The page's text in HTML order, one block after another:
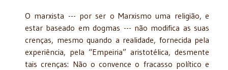
O marxista --- por ser o Marxismo uma religião, e
estar baseado em dogmas --- não modifica as suas
crenças, mesmo quando a realidade, fornecida pela
experiência, pela “Empeiria” aristotélica, desmente
tais crenças: Não o convence o fracasso político e